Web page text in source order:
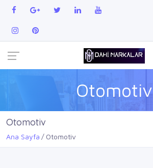
Otomotiv
Otomotiv
Ana Sayfa Otomotiv